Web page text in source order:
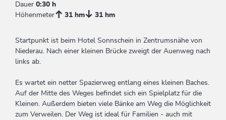
Dauer 0:30 h
Höhenmeter
31 hm 31 hm
Startpunkt ist beim Hotel Sonnschein in Zentrumsnähe von
Niederau. Nach einer kleinen Brücke zweigt der Auenweg nach
links ab.
Es wartet ein netter Spazierweg entlang eines kleinen Baches.
Auf der Mitte des Weges befindet sich ein Spielplatz für die
Kleinen. Außerdem bieten viele Bänke am Weg die Möglichkeit
zum Verweilen. Der Weg ist ideal für Familien - auch mit